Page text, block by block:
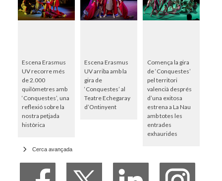
Escena Erasmus
UV recorre més
de 2.000
quilòmetres amb
‘Conquestes’, una
reflexió sobre la
nostra petjada
històrica
Escena Erasmus
UV arriba amb la
gira de
‘Conquestes’ al
Teatre Echegaray
d’Ontinyent
Comença la gira
de ‘Conquestes’
pel territori
valencià després
d’una exitosa
estrena a La Nau
amb totes les
entrades
exhaurides
Cerca avançada